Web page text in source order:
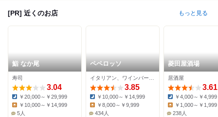
[PR] 近くのお店 もっと見る
鮨 なか尾
寿司
3.04
Dinner:
￥20,000～￥29,999
Lunch:
￥10,000～￥14,999
5人
ペペロッソ
3.85
Dinner:
￥10,000～￥14,999
￥8,000～￥9,999
434人
菱田屋酒場
居酒屋
3.61
Dinner:
￥4,000～￥4,999
￥1,000～￥1,999
238人